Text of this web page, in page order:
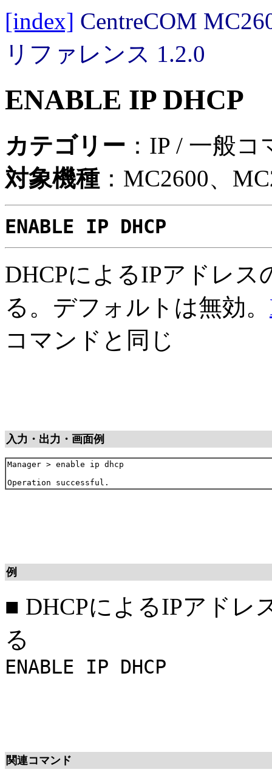
[index] CentreCOM
リファレンス 1.2.0
ENABLE IP DHCP
カテゴリー ：IP / 一般
対象機種 ：MC2600、
ENABLE IP DHCP
DHCPによるIPアドレ
る。デフォルトは無効。
コマンドと同じ
入力・出力・画面例
Manager > enable ip dhcp
例
■ DHCPによるIPアドレ
る
ENABLE IP DHCP
関連コマンド